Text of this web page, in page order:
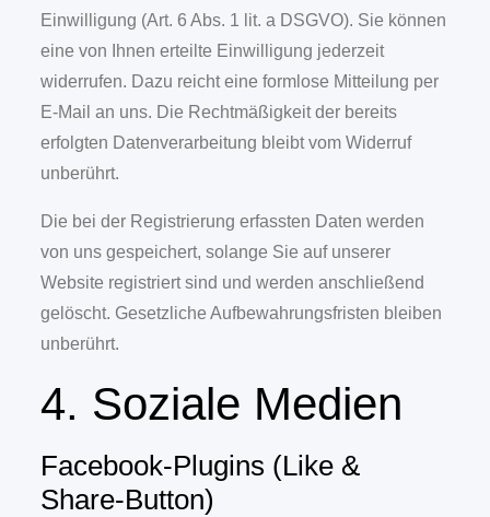
Einwilligung (Art. 6 Abs. 1 lit. a DSGVO). Sie können
eine von Ihnen erteilte Einwilligung jederzeit
widerrufen. Dazu reicht eine formlose Mitteilung per
E-Mail an uns. Die Rechtmäßigkeit der bereits
erfolgten Datenverarbeitung bleibt vom Widerruf
unberührt.
Die bei der Registrierung erfassten Daten werden
von uns gespeichert, solange Sie auf unserer
Website registriert sind und werden anschließend
gelöscht. Gesetzliche Aufbewahrungsfristen bleiben
unberührt.
4. Soziale Medien
Facebook-Plugins (Like &
Share-Button)